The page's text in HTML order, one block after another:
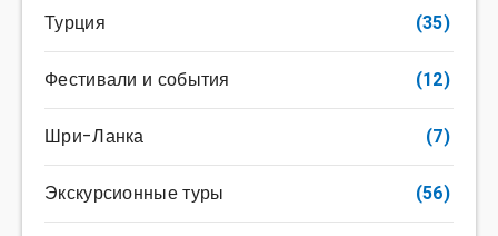
Турция (35)
Фестивали и события (12)
Шри-Ланка (7)
Экскурсионные туры (56)